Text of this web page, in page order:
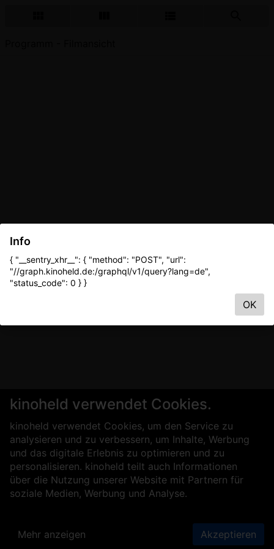
kinoheld verwendet Cookies.
kinoheld verwendet Cookies, um den Service zu
analysieren und zu verbessern, um Inhalte, Werbung
und das digitale Erlebnis zu optimieren und zu
personalisieren. kinoheld teilt auch Informationen
über die Nutzung unserer Website mit Partnern für
soziale Medien, Werbung und Analyse.
Mehr anzeigen Akzeptieren
Info
{ "__sentry_xhr__": { "method": "POST", "url":
"//graph.kinoheld.de:/graphql/v1/query?lang=de",
"status_code": 0 } }
OK